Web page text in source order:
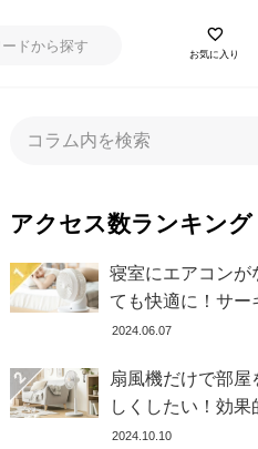
お気に入り
アクセス数ランキング
寝室にエアコンが
ても快適に！サー
レーターの効果的
2024.06.07
扇風機だけで部屋
しくしたい！効果
置き方とおすすめ
2024.10.10